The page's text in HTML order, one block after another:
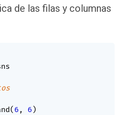
de las filas y columnas
( 6 , 6 )